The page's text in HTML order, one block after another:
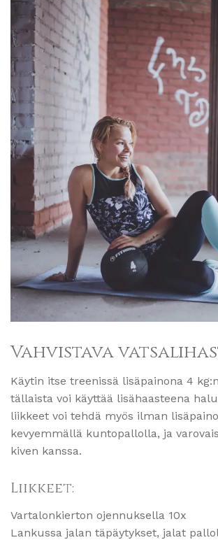
Vahvistava
Käytin itse treenissä lisäpainona 4
tällaista voi käyttää lisähaasteena
liikkeet voi tehdä myös ilman
kevyemmällä kuntopallolla, ja
kiven kanssa.
Liikkeet:
Vartalonkierton ojennuksella 10x
Lankussa jalan täpäytykset, jalat